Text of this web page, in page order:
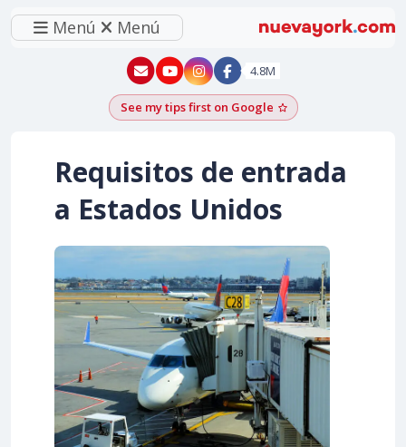
Menú Menú
New York - YouTube
New York - Instagram
4.8M
See my tips first on GoogleAdd as a Google
Requisitos de entrada
a Estados Unidos